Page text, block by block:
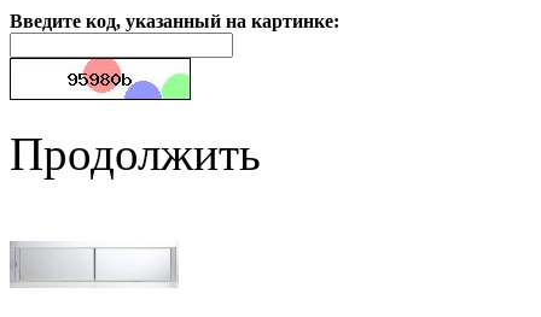
Введите код, указанный на картинке:
Продолжить